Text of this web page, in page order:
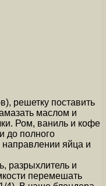
решетку поставить
маслом и
Ром, ваниль и кофе
до полного
яйца и
разрыхлитель и
перемешать